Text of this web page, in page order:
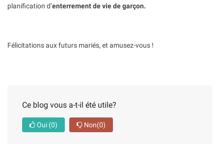
planification d’enterrement de vie de garçon.
Félicitations aux futurs mariés, et amusez-vous !
Ce blog vous a-t-il été utile?
Oui (0) Non(0)